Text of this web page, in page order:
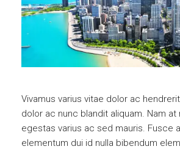
Vivamus varius vitae dolor ac
dolor ac nunc blandit aliquam. Nam at
egestas varius ac sed mauris. Fusce
elementum dui id nulla bibendum